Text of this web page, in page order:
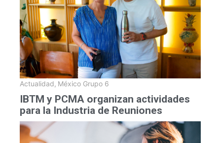
Actualidad, México Grupo 6
IBTM y PCMA organizan actividades
para la Industria de Reuniones